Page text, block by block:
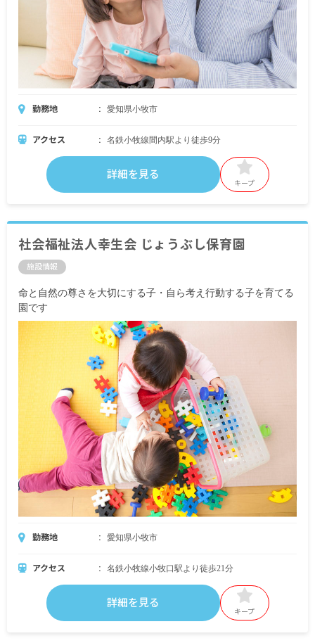
勤務地 愛知県小牧市
アクセス 名鉄小牧線間内駅より徒歩9分
詳細を見る
キープ
社会福祉法人幸生会 じょうぶし保育園
施設情報
命と自然の尊さを大切にする子・自ら考え行動する子を育てる
園です
勤務地 愛知県小牧市
アクセス 名鉄小牧線小牧口駅より徒歩21分
詳細を見る
キープ